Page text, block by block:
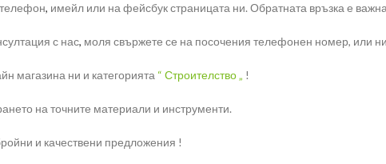
, имейл или на фейсбук страницата ни. Обратната връзка е
с нас, моля свържете се на посочения телефонен номер, или
магазина ни и категорията “ Строителство „ !
на точните материали и инструменти.
и качествени предложения !